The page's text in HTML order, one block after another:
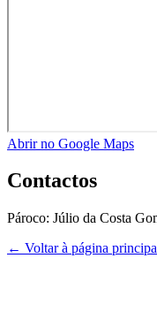
Abrir no Google Maps
Contactos
Pároco: Júlio da Costa
← Voltar à página